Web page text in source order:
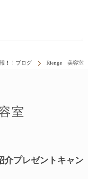
！！ブログ Rienge 美容室
室
プレゼントキャン